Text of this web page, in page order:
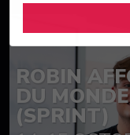
ROBIN
DU
(SPRINT)